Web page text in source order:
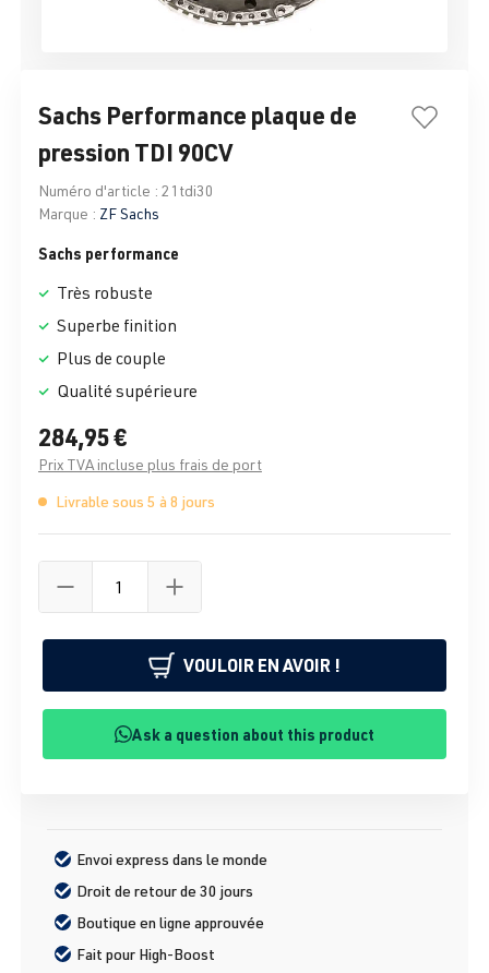
Sachs Performance plaque de
pression TDI 90CV
Numéro d'article : 21tdi30
Marque : ZF Sachs
Sachs performance
Très robuste
Superbe finition
Plus de couple
Qualité supérieure
284,95 €
Prix TVA incluse plus frais de port
Livrable sous 5 à 8 jours
VOULOIR EN AVOIR !
Ask a question about this product
Envoi express dans le monde
Droit de retour de 30 jours
Boutique en ligne approuvée
Fait pour High-Boost